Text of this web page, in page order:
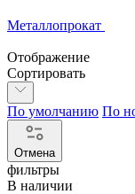
Металлопрокат
Отображение
Сортировать
По умолчанию По
Отмена
фильтры
В наличии